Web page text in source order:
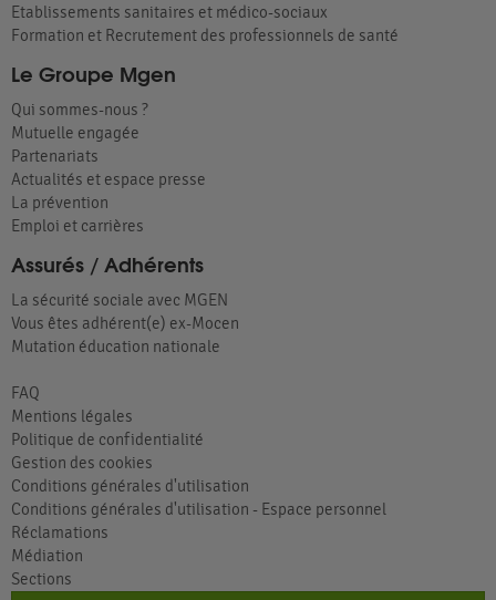
Etablissements sanitaires et médico-sociaux
Formation et Recrutement des professionnels de santé
Le Groupe Mgen
Qui sommes-nous ?
Mutuelle engagée
Partenariats
Actualités et espace presse
La prévention
Emploi et carrières
Assurés / Adhérents
La sécurité sociale avec MGEN
Vous êtes adhérent(e) ex-Mocen
Mutation éducation nationale
FAQ
Mentions légales
Politique de confidentialité
Gestion des cookies
Conditions générales d'utilisation
Conditions générales d'utilisation - Espace personnel
Réclamations
Médiation
Sections